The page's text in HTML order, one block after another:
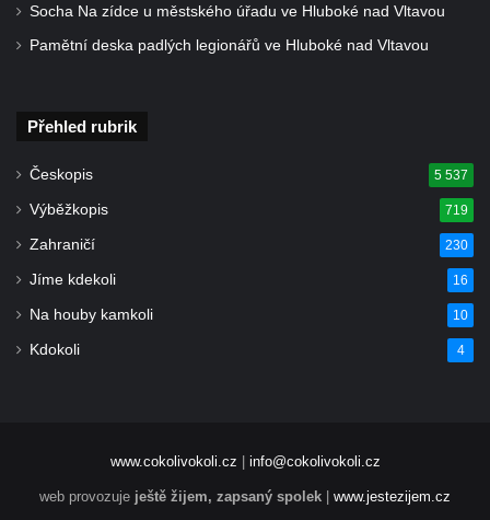
Křečanech
Pomník Theodora Körnera v Tyršově ulici v
Pamětní deska Polské armádě na budově
MÚ v ulici 2. polské armády v Rumburku
Kenotaf Richarda Grossmanna na hřbitově
hřbitova v Rumburku
Pomník obětem 1. světové války na hřbitově
Socha Na zídce u městského úřadu ve Hluboké nad Vltavou
Pamětní deska padlých legionářů ve Hluboké nad Vltavou
Přehled rubrik
Českopis 5 537
Výběžkopis 719
Zahraničí 230
Jíme kdekoli 16
Na houby kamkoli 10
Kdokoli 4
www.cokolivokoli.cz | info@cokolivokoli.cz
web provozuje ještě žijem, zapsaný spolek | www.jestezijem.cz